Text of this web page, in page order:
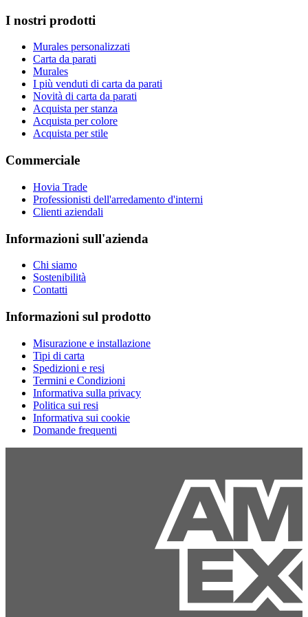
I nostri prodotti
Murales personalizzati
Carta da parati
Murales
I più venduti di carta da parati
Novità di carta da parati
Acquista per stanza
Acquista per colore
Acquista per stile
Commerciale
Hovia Trade
Professionisti dell'arredamento d'interni
Clienti aziendali
Informazioni sull'azienda
Chi siamo
Sostenibilità
Contatti
Informazioni sul prodotto
Misurazione e installazione
Tipi di carta
Spedizioni e resi
Termini e Condizioni
Informativa sulla privacy
Politica sui resi
Informativa sui cookie
Domande frequenti